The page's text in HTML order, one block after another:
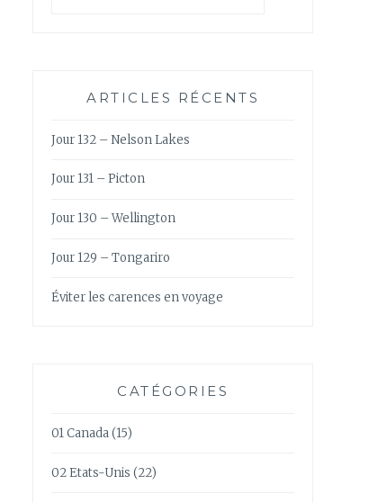
ARTICLES RÉCENTS
Jour 132 – Nelson Lakes
Jour 131 – Picton
Jour 130 – Wellington
Jour 129 – Tongariro
Éviter les carences en voyage
CATÉGORIES
01 Canada(15)
02 Etats-Unis (22)